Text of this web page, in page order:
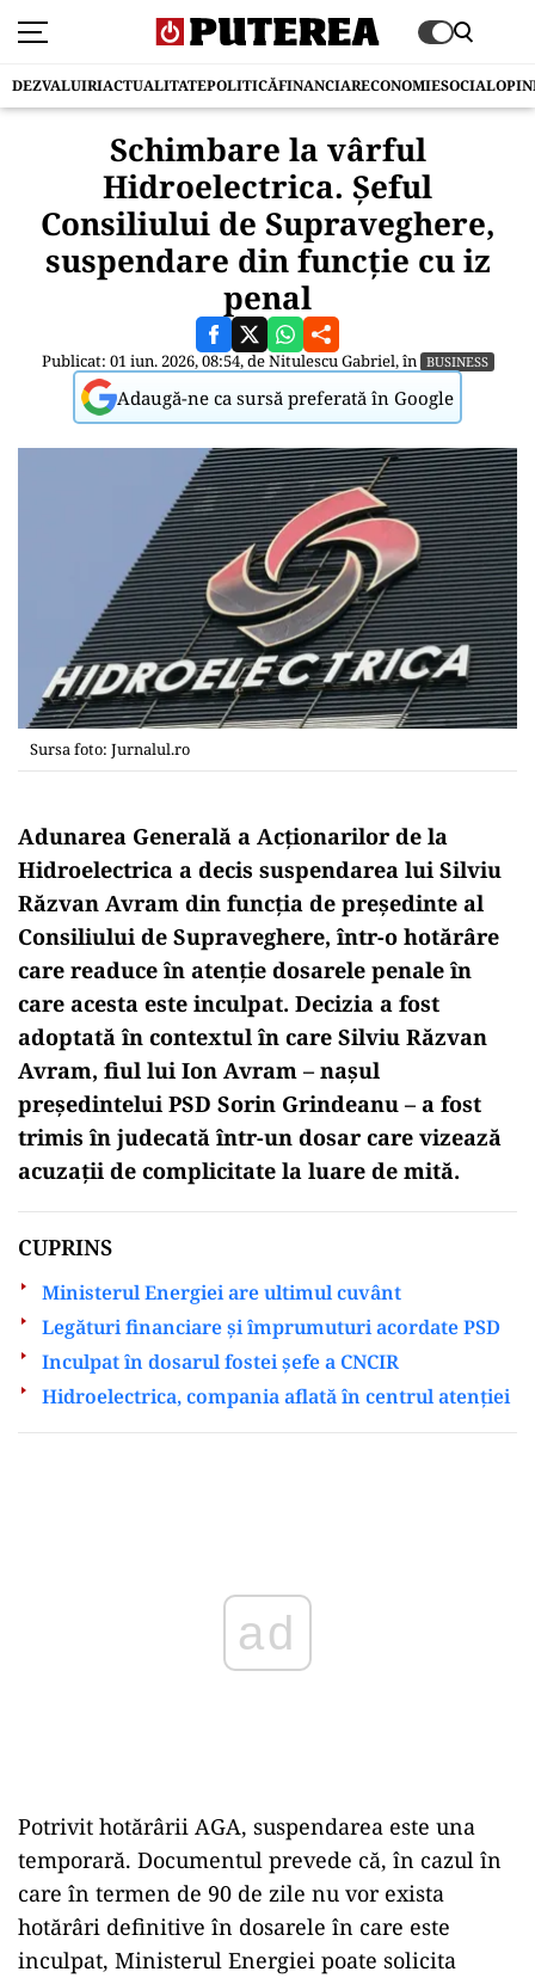
DEZVALUIRIACTUALITATEPOLITICĂFINANCIARECONOMIESOCIAL
Schimbare la vârful
Hidroelectrica. Șeful
Consiliului de Supraveghere,
suspendare din funcție cu iz
penal
Publicat: 01 iun. 2026, 08:54, deNitulescu Gabriel, în BUSINESS
Adaugă-ne ca sursă preferată în Google
Sursa foto: Jurnalul.ro
Adunarea Generală a Acționarilor de la
Hidroelectrica a decis suspendarea lui Silviu
Răzvan Avram din funcția de președinte al
Consiliului de Supraveghere, într-o hotărâre
care readuce în atenție dosarele penale în
care acesta este inculpat. Decizia a fost
adoptată în contextul în care Silviu Răzvan
Avram, fiul lui Ion Avram – nașul
președintelui PSD Sorin Grindeanu – a fost
trimis în judecată într-un dosar care vizează
acuzații de complicitate la luare de mită.
CUPRINS
Ministerul Energiei are ultimul cuvânt
Legături financiare și împrumuturi acordate PSD
Inculpat în dosarul fostei șefe a CNCIR
Hidroelectrica, compania aflată în centrul atenției
Potrivit hotărârii AGA, suspendarea este una
temporară. Documentul prevede că, în cazul în
care în termen de 90 de zile nu vor exista
hotărâri definitive în dosarele în care este
inculpat, Ministerul Energiei poate solicita